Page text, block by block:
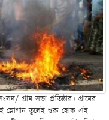
গ্রাম সভা প্রতিষ্ঠার। গ্রামের
স্লোগান তুলেই শুরু হোক এই